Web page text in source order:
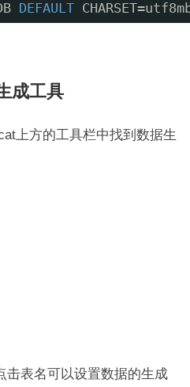
DEFAULT
成工具
上方的工具栏中找到数据生
击表名可以设置数据的生成